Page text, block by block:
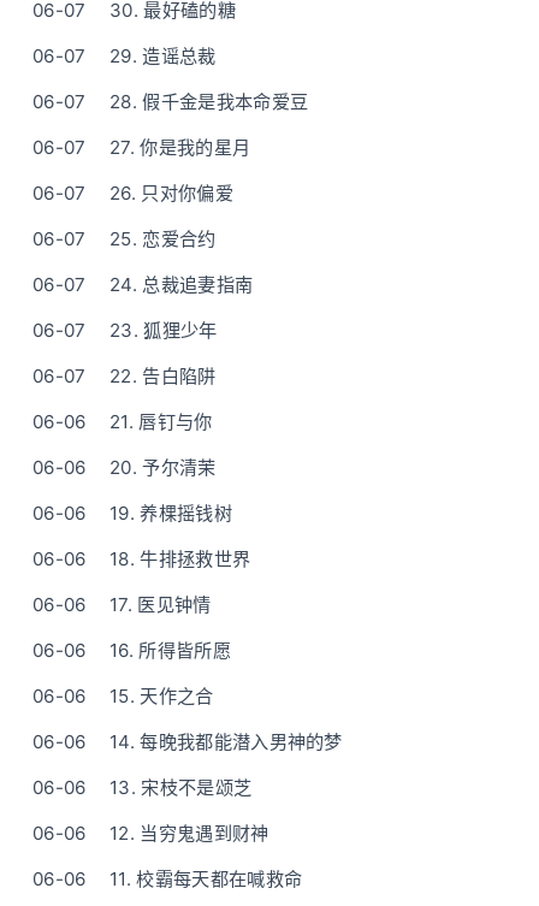
06-07
30. 最好磕的糖
06-07
29. 造谣总裁
06-07
28. 假千金是我本命爱豆
06-07
27. 你是我的星月
06-07
26. 只对你偏爱
06-07
25. 恋爱合约
06-07
24. 总裁追妻指南
06-07
23. 狐狸少年
06-07
22. 告白陷阱
06-06
21. 唇钉与你
06-06
20. 予尔清茉
06-06
19. 养棵摇钱树
06-06
18. 牛排拯救世界
06-06
17. 医见钟情
06-06
16. 所得皆所愿
06-06
15. 天作之合
06-06
14. 每晚我都能潜入男神的梦
06-06
13. 宋枝不是颂芝
06-06
12. 当穷鬼遇到财神
06-06
11. 校霸每天都在喊救命